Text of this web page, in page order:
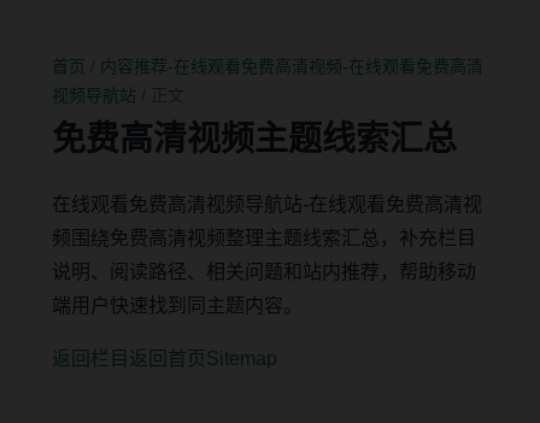
首页
内容推荐-在线观看免费高清视频-在线观看免费高清
视频导航站
免费高清视频主题线索汇总
在线观看免费高清视频导航站-在线观看免费高清视
频围绕免费高清视频整理主题线索汇总，补充栏目
说明、阅读路径、相关问题和站内推荐，帮助移动
端用户快速找到同主题内容。
返回栏目 返回首页 Sitemap